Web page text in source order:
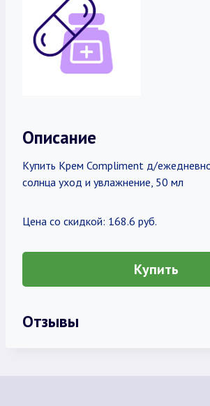
Описание
Купить Крем Compliment д/
солнца уход и увлажнение, 50 мл
Цена со скидкой: 168.6 руб.
Купить
Отзывы